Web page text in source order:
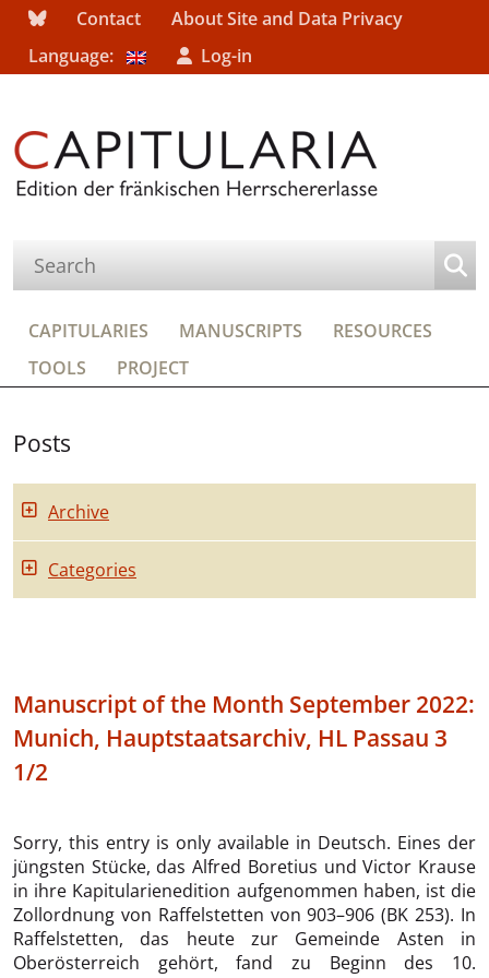
Contact
About Site and Data Privacy
Language:
Log-in
CAPITULARIES MANUSCRIPTS
RESOURCES
TOOLS
PROJECT
Posts
Archive
Categories
Manuscript of the Month September 2022:
Munich, Hauptstaatsarchiv, HL Passau 3
1/2
Sorry, this entry is only available in Deutsch. Eines der
jüngsten Stücke, das Alfred Boretius und Victor Krause
in ihre Kapitularienedition aufgenommen haben, ist die
Zollordnung von Raffelstetten von 903–906 (BK 253). In
Raffelstetten, das heute zur Gemeinde Asten in
Oberösterreich gehört, fand zu Beginn des 10.